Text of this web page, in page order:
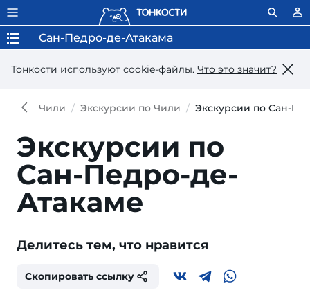
Тонкости используют сookie-файлы. Что это значит?
Сан-Педро-де-Атакама
Чили Экскурсии по Чили Экскурсии по Сан-
Экскурсии по
Сан-Педро-де-
Атакаме
Делитесь тем, что нравится
Скопировать ссылку